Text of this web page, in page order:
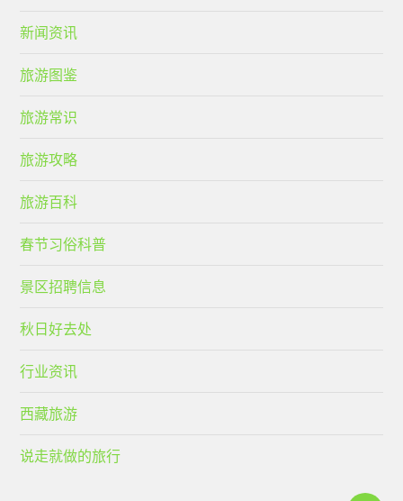
新闻资讯
旅游图鉴
旅游常识
旅游攻略
旅游百科
春节习俗科普
景区招聘信息
秋日好去处
行业资讯
西藏旅游
说走就做的旅行